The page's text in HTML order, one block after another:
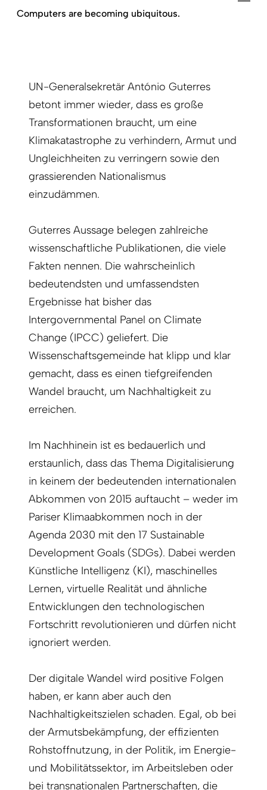
Computers are becoming ubiquitous.
UN-Generalsekretär António Guterres
betont immer wieder, dass es große
Transformationen braucht, um eine
Klimakatastrophe zu verhindern, Armut und
Ungleichheiten zu verringern sowie den
grassierenden Nationalismus
einzudämmen.
Guterres Aussage belegen zahlreiche
wissenschaftliche Publikationen, die viele
Fakten nennen. Die wahrscheinlich
bedeutendsten und umfassendsten
Ergebnisse hat bisher das
Intergovernmental Panel on Climate
Change (IPCC) geliefert. Die
Wissenschaftsgemeinde hat klipp und klar
gemacht, dass es einen tiefgreifenden
Wandel braucht, um Nachhaltigkeit zu
erreichen.
Im Nachhinein ist es bedauerlich und
erstaunlich, dass das Thema Digitalisierung
in keinem der bedeutenden internationalen
Abkommen von 2015 auftaucht – weder im
Pariser Klimaabkommen noch in der
Agenda 2030 mit den 17 Sustainable
Development Goals (SDGs). Dabei werden
Künstliche Intelligenz (KI), maschinelles
Lernen, virtuelle Realität und ähnliche
Entwicklungen den technologischen
Fortschritt revolutionieren und dürfen nicht
ignoriert werden.
Der digitale Wandel wird positive Folgen
haben, er kann aber auch den
Nachhaltigkeitszielen schaden. Egal, ob bei
der Armutsbekämpfung, der effizienten
Rohstoffnutzung, in der Politik, im Energie-
und Mobilitätssektor, im Arbeitsleben oder
bei transnationalen Partnerschaften, die